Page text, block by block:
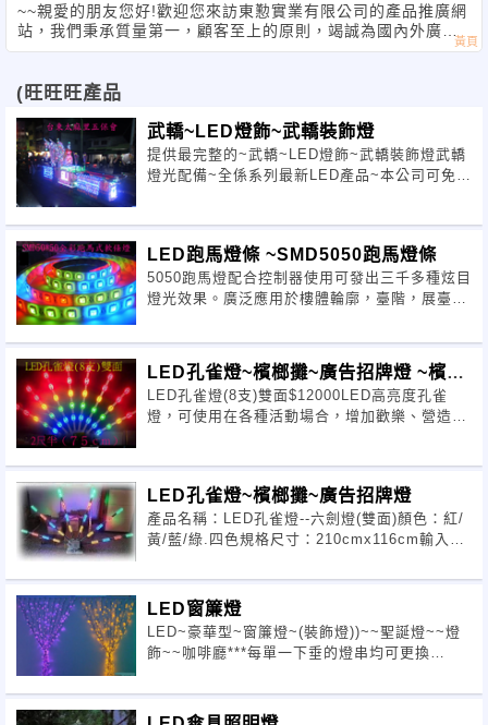
~~親愛的朋友您好!歡迎您來訪東懃實業有限公司的產品推廣網
站，我們秉承質量第一，顧客至上的原則，竭誠為國內外廣大
客戶朋友
(旺旺旺產品
武轎~LED燈飾~武轎裝飾燈
提供最完整的~武轎~LED燈飾~武轎裝飾燈武轎
燈光配備~全係系列最新LED產品~本公司可免費
LED跑馬燈條 ~SMD5050跑馬燈條
5050跑馬燈配合控制器使用可發出三千多種炫目
燈光效果。廣泛應用於樓體輪廓，臺階，展臺，
板為線路板，FPC線路板非常柔軟，可隨意彎
曲，可任意固定在凹凸表
LED孔雀燈~檳榔攤~廣告招牌燈 ~檳榔
攤招牌
LED孔雀燈(8支)雙面$12000LED高亮度孔雀
燈，可使用在各種活動場合，增加歡樂、營造氣
LED孔雀燈~檳榔攤~廣告招牌燈
產品名稱：LED孔雀燈--六劍燈(雙面)顏色：紅/
黃/藍/綠.四色規格尺寸：210cmx116cm輸入電
級：LED
LED窗簾燈
LED~豪華型~窗簾燈~(裝飾燈))~~聖誕燈~~燈
飾~~咖啡廳***每單一下垂的燈串均可更換
200cmx下垂150cm~~20串=300燈!!每串~